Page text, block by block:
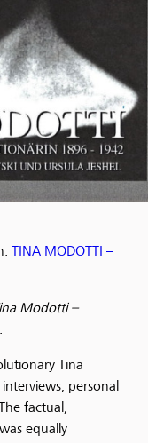
TINA MODOTTI –
Modotti –
Tina
personal
factual,
equally